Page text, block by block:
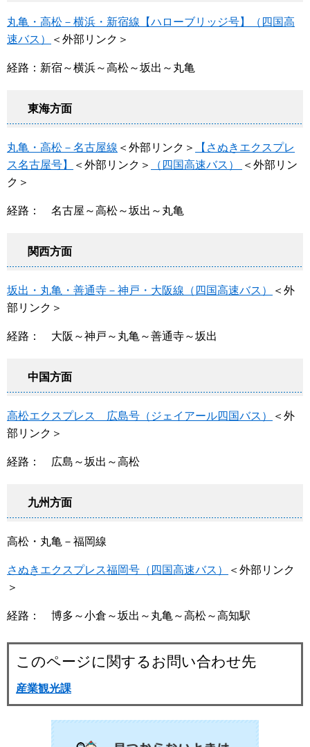
丸亀・高松－横浜・新宿線【ハローブリッジ号】（四国高
速バス）
＜外部リンク＞
経路：新宿～横浜～高松～坂出～丸亀
東海方面
丸亀・高松－名古屋線 ＜外部リンク＞
【さぬきエクスプレ
ス名古屋号】
＜外部リンク＞ （四国高速バス）
＜外部リン
ク＞
経路： 名古屋～高松～坂出～丸亀
関西方面
坂出・丸亀・善通寺－神戸・大阪線（四国高速バス）
＜外
部リンク＞
経路： 大阪～神戸～丸亀～善通寺～坂出
中国方面
高松エクスプレス 広島号（ジェイアール四国バス）
＜外
部リンク＞
経路： 広島～坂出～高松
九州方面
高松・丸亀－福岡線
さぬきエクスプレス福岡号（四国高速バス）
＜外部リンク
＞
経路： 博多～小倉～坂出～丸亀～高松～高知駅
このページに関するお問い合わせ先
産業観光課